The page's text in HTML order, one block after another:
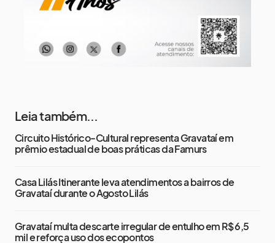
Leia também...
Circuito Histórico-Cultural representa Gravataí em
prêmio estadual de boas práticas da Famurs
Casa Lilás Itinerante leva atendimentos a bairros de
Gravataí durante o Agosto Lilás
Gravataí multa descarte irregular de entulho em R$ 6,5
mil e reforça uso dos ecopontos